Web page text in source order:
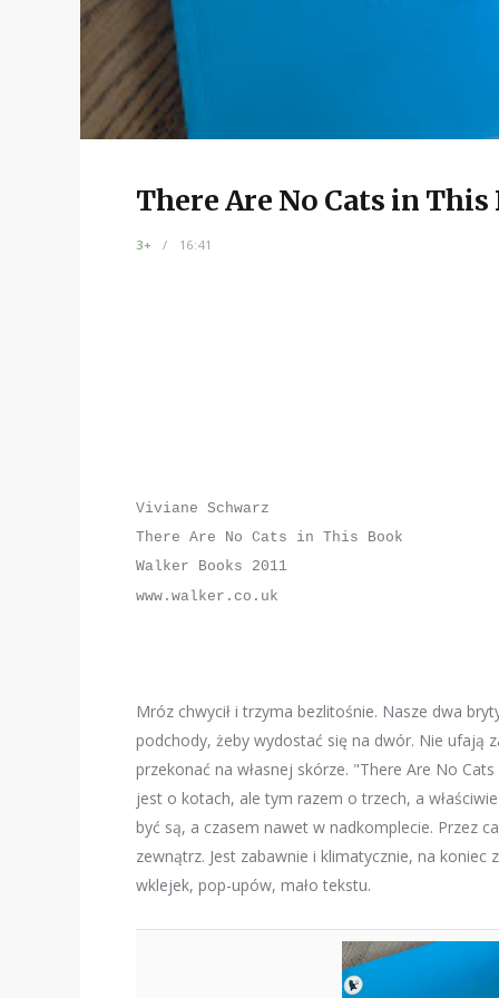
There Are No Cats in This
3+ 16:41
Viviane Schwarz
There Are No Cats in This Book
Walker Books 2011
www.walker.co.uk
Mróz chwycił i trzyma bezlitośnie. Nasze dwa
podchody, żeby wydostać się na dwór. Nie ufają
przekonać na własnej skórze. "There Are No
jest o kotach, ale tym razem o trzech, a
być są, a czasem nawet w nadkomplecie. Przez
zewnątrz. Jest zabawnie i klimatycznie, na
wklejek, pop-upów, mało tekstu.